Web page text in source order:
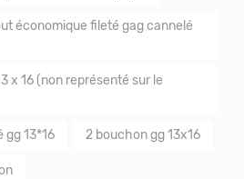
économique fileté gag cannelé
x 16 (non représenté sur le
gg 13*16 2 bouchon gg 13x16